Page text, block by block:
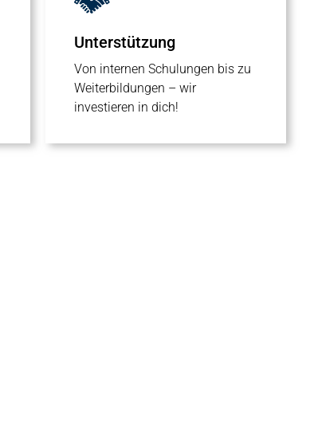
Unterstützung
Von internen Schulungen bis zu
Weiterbildungen – wir
investieren in dich!